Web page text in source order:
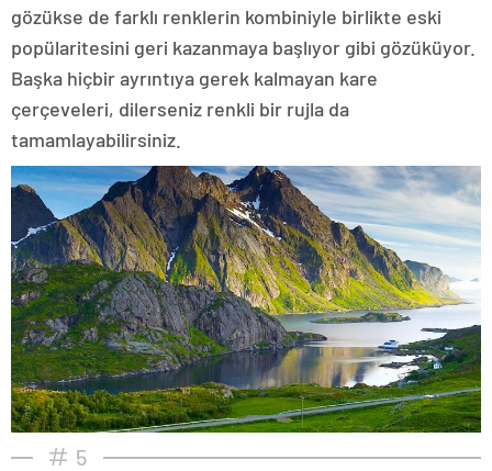
gözükse de farklı renklerin kombiniyle birlikte eski
popülaritesini geri kazanmaya başlıyor gibi gözüküyor.
Başka hiçbir ayrıntıya gerek kalmayan kare
çerçeveleri, dilerseniz renkli bir rujla da
tamamlayabilirsiniz.
5